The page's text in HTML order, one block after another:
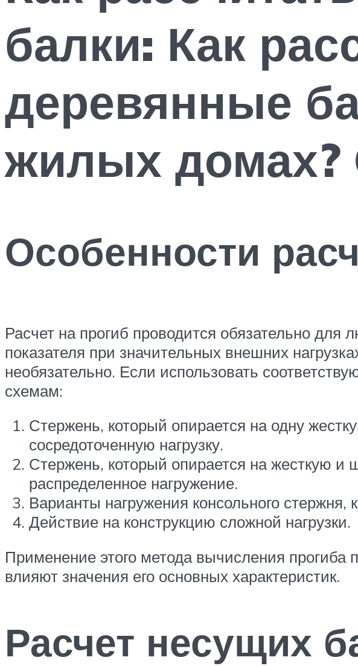
балки: Как
деревянные
жилых домах?
Особенности
Расчет на прогиб проводится обязательно
показателя при значительных внешних
необязательно. Если использовать
схемам:
Стержень, который опирается на одну
сосредоточенную нагрузку.
Стержень, который опирается на жесткую и
распределенное нагружение.
Варианты нагружения консольного стержня,
Действие на конструкцию сложной нагрузки.
Применение этого метода вычисления прогиба
влияют значения его основных характеристик.
Расчет несущих